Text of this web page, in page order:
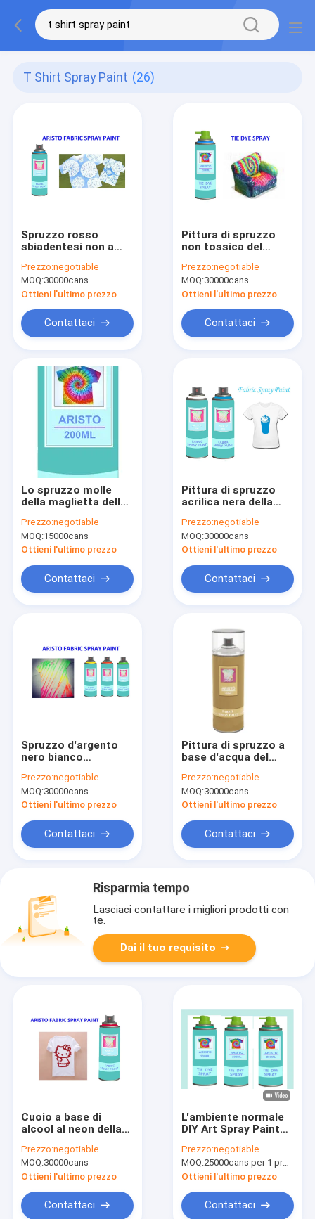
T Shirt Spray Paint (26)
Spruzzo rosso
sbiadentesi non a
pittura del tessuto di
verde blu di rosa
della pittura di
spruzzo della
maglietta
Prezzo:negotiable
MOQ:30000cans
Ottieni l'ultimo prezzo
Contattaci
Pittura di spruzzo
non tossica del
abbigliamento,
pittura di spruzzo a
base d'acqua della
maglietta
Prezzo:negotiable
MOQ:30000cans
Ottieni l'ultimo prezzo
Contattaci
Lo spruzzo molle
della maglietta della
della base dell'acqua
dipinge 200ml/la
latta CTI
Prezzo:negotiable
MOQ:15000cans
Ottieni l'ultimo prezzo
Contattaci
Pittura di spruzzo
acrilica nera della
tessuto per
resistente UV
scarpe/
Prezzo:negotiable
MOQ:30000cans
Ottieni l'ultimo prezzo
Contattaci
Spruzzo d'argento
nero bianco
pittura del tessuto
per amichevole eco-
di uso della maglietta
Prezzo:negotiable
MOQ:30000cans
Ottieni l'ultimo prezzo
Contattaci
Pittura di spruzzo a
base d'acqua del
100ml 200ml 400ml
Prezzo:negotiable
MOQ:30000cans
Ottieni l'ultimo prezzo
Contattaci
Risparmia tempo
Lasciaci contattare i migliori prodotti con
te.
Dai il tuo requisito
Cuoio a base di
alcool al neon della
tessuto da
arredamento con
copertura eccellente
Prezzo:negotiable
MOQ:30000cans
Ottieni l'ultimo prezzo
Contattaci
L'ambiente normale
DIY Art Spray Paint
103.5Ml
sbiadentesi/può
Prezzo:negotiable
MOQ:25000cans per 1 progettazione di marca dell'OEM, 1200cans/color
Ottieni l'ultimo prezzo
Contattaci